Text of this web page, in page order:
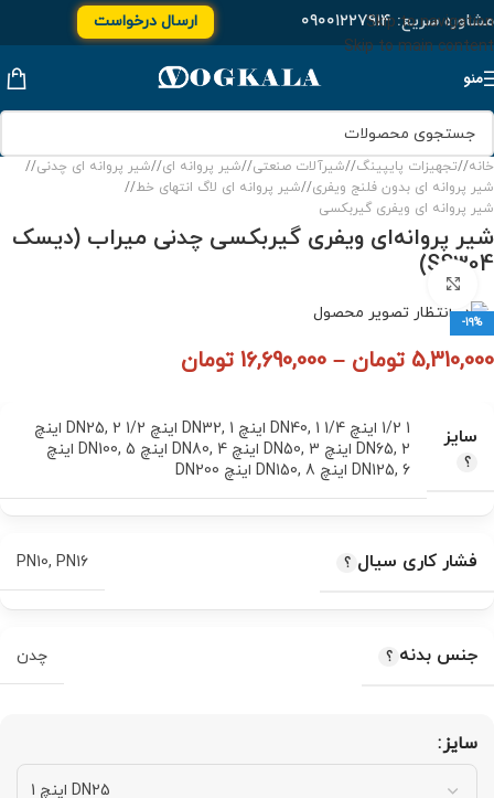
Skip to navigation
Skip to main content
مشاوره سریع:۰۹۰۰۱۲۲۷۹۱۴ ارسال درخواست
منو
خانه/ تجهیزات پایپینگ/ شیرآلات صنعتی/ شیر پروانه ای/ شیر پروانه ای چدنی/
شیر پروانه ای بدون فلنج ویفری/ شیر پروانه ای لاگ انتهای خط/
شیر پروانه ای ویفری گیربکسی
شیر پروانه‌ای ویفری گیربكسی چدنی میراب (دیسک
SS304)
-19%
5,310,000 تومان –
16,690,000 تومان
سایز 1 1/2 اینچ DN40 , 1 1/4 اینچ DN32 , 1 اینچ DN25 ,
2 1/2 اینچ
DN65, 2 اینچ DN50 , 3 اینچ DN80 , 4 اینچ DN100 ,
5 اینچ
DN125, 6 اینچ DN150 , 8 اینچ DN200
فشار کاری سیال PN10, PN16
جنس بدنه چدن
سایز